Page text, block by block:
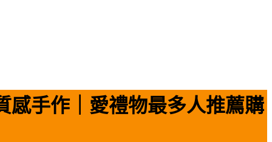
感手作｜愛禮物最多人推薦購